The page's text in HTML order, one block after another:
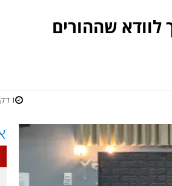
לוודא שההורים
1 דקות